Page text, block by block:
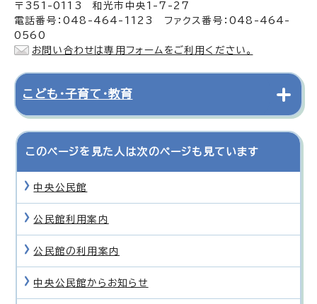
〒351-0113 和光市中央1-7-27
電話番号：048-464-1123 ファクス番号：048-464-
0560
お問い合わせは専用フォームをご利用ください。
こども・子育て・教育
このページを見た人は次のページも見ています
中央公民館
公民館利用案内
公民館の利用案内
中央公民館からお知らせ